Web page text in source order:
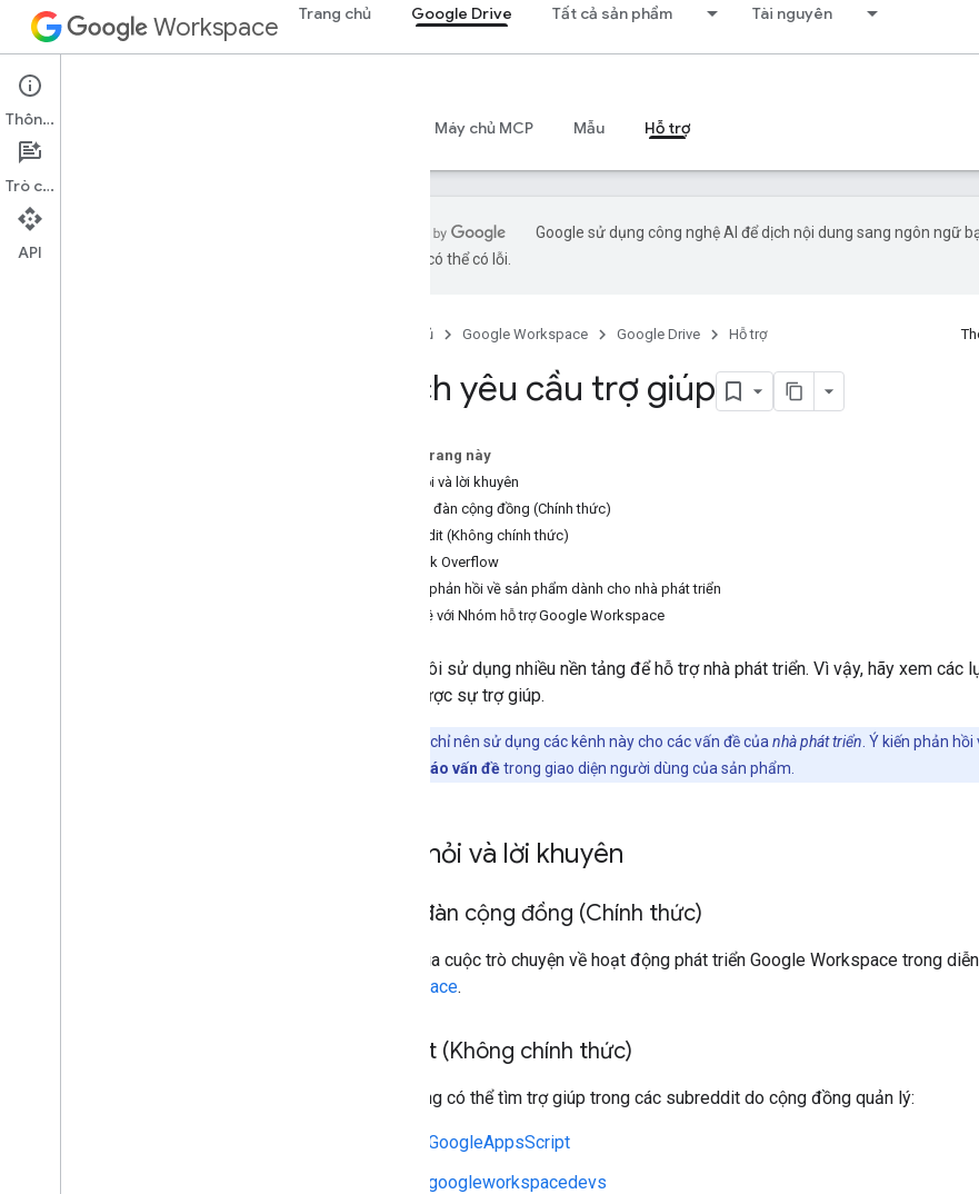
Workspace Trang chủ Google Drive Tất cả sản phẩm Tài nguyên
Google Drive
Tổng quan Máy chủ MCP Mẫu Hỗ trợ
Google sử dụng công nghệ AI để dịch nội dung sang ngôn ngữ
bằng AI có thể có lỗi.
Trang chủ Google Workspace Google Drive Hỗ trợ
Cách yêu cầu trợ giúp
Trên trang này
Câu hỏi và lời khuyên
Diễn đàn cộng đồng (Chính thức)
Reddit (Không chính thức)
Stack Overflow
Ý kiến phản hồi về sản phẩm dành cho nhà phát triển
Liên hệ với Nhóm hỗ trợ Google Workspace
Chúng tôi sử dụng nhiều nền tảng để hỗ trợ nhà phát triển. Vì vậy, hãy xem
nhận được sự trợ giúp.
Bạn chỉ nên sử dụng các kênh này cho các vấn đề của nhà phát triển . Ý kiến phản
Báo cáo vấn đềtrong giao diện người dùng của sản phẩm.
Câu hỏi và lời khuyên
Diễn đàn cộng đồng (Chính thức)
Tham gia cuộc trò chuyện về hoạt động phát triển Google Workspace trong
Workspace.
Reddit (Không chính thức)
Bạn cũng có thể tìm trợ giúp trong các subreddit do cộng đồng quản lý:
r/GoogleAppsScript
r/googleworkspacedevs
Thông tin
Trò chuyện
API